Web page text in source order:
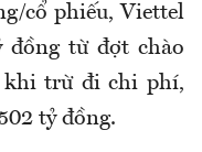
cổ phiếu, Viettel
đồng từ đợt chào
khi trừ đi chi phí,
tỷ đồng.